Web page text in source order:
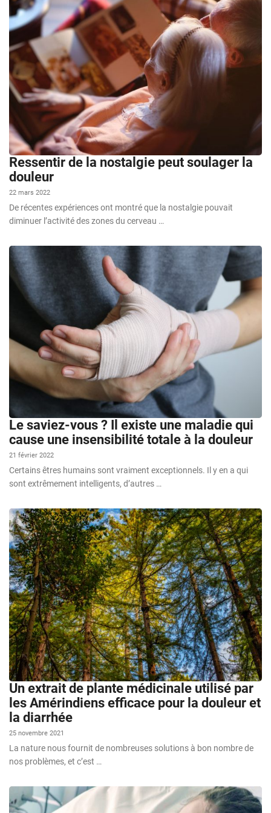
Ressentir de la nostalgie peut soulager la
douleur
22 mars 2022
De récentes expériences ont montré que la nostalgie pouvait
diminuer l’activité des zones du cerveau …
Le saviez-vous ? Il existe une maladie qui
cause une insensibilité totale à la douleur
21 février 2022
Certains êtres humains sont vraiment exceptionnels. Il y en a qui
sont extrêmement intelligents, d’autres …
Un extrait de plante médicinale utilisé par
les Amérindiens efficace pour la douleur et
la diarrhée
25 novembre 2021
La nature nous fournit de nombreuses solutions à bon nombre de
nos problèmes, et c’est …